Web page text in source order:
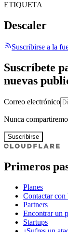
ETIQUETA
Descaler
Suscribirse a la
Suscríbete
nuevas
Correo electrónico
Nunca
Suscribirse
Primeros
Planes
Contactar con
Partners
Encontrar un
Startups